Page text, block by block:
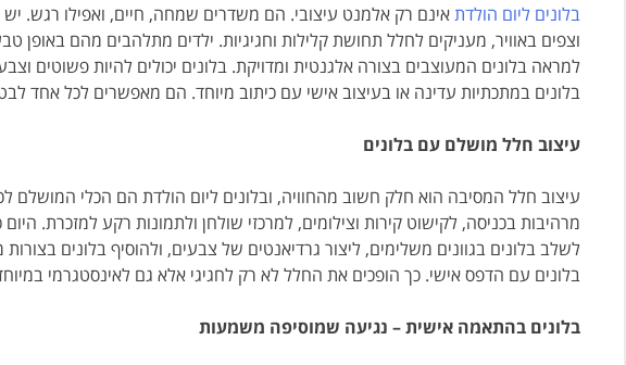
בלונים ליום הולדתאינם רק אלמנט עיצובי. הם משדרים שמחה, חיים, ואפילו רגש.
וצפים באוויר, מעניקים לחלל תחושת קלילות וחגיגיות. ילדים מתלהבים מהם באופן
למראה בלונים המעוצבים בצורה אלגנטית ומדויקת. בלונים יכולים להיות פשוטים
בלונים במתכתיות עדינה או בעיצוב אישי עם כיתוב מיוחד. הם מאפשרים לכל אחד
עיצוב חלל מושלם עם בלונים
עיצוב חלל המסיבה הוא חלק חשוב מהחוויה, ובלונים ליום הולדת הם הכלי
מרהיבות בכניסה, לקישוט קירות וצילומים, למרכזי שולחן ולתמונות רקע למזכרת.
לשלב בלונים בגוונים משלימים, ליצור גרדיאנטים של צבעים, ולהוסיף בלונים
בלונים עם הדפס אישי. כך הופכים את החלל לא רק לחגיגי אלא גם לאינסטגרמי
בלונים בהתאמה אישית – נגיעה שמוסיפה משמעות